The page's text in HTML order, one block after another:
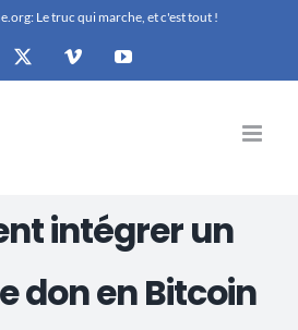
Le truc qui marche, et c'est tout !
Vimeo YouTube
intégrer un
don en Bitcoin